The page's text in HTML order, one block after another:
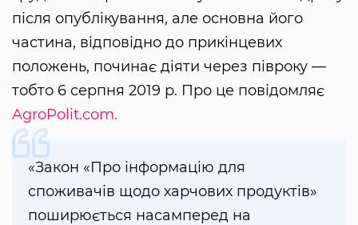
після опублікування, але основна його
частина, відповідно до прикінцевих
положень, починає діяти через півроку —
тобто 6 серпня 2019 р. Про це повідомляє
AgroPolit.com.
«Закон «Про інформацію для
споживачів щодо харчових продуктів»
поширюється насамперед на